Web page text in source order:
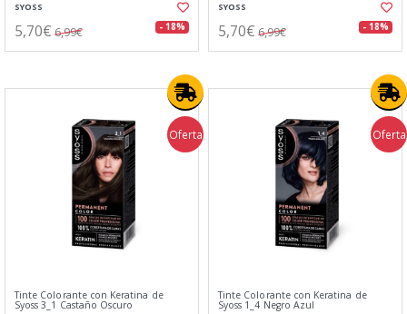
SYOSS
5,70€ 6,99€ - 18%
SYOSS
5,70€ 6,99€ - 18%
Oferta
Tinte Colorante con Keratina de
Syoss 3_1 Castaño Oscuro
Oferta
Tinte Colorante con Keratina de
Syoss 1_4 Negro Azul